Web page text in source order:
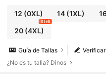
12 (0XL) 14 (1XL)
20(4XL)
8 left
Guía de Tallas
¿No es tu talla? Dinos